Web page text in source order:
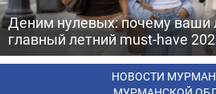
Деним нулевых: почему
главный летний must-have
НОВОСТИ